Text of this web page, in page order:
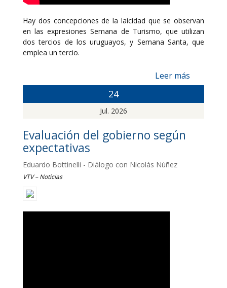
Hay dos concepciones de la laicidad que se observan
en las expresiones Semana de Turismo, que utilizan
dos tercios de los uruguayos, y Semana Santa, que
emplea un tercio.
Leer más
24
Jul. 2026
Evaluación del gobierno según
expectativas
Eduardo Bottinelli - Diálogo con Nicolás Núñez
VTV – Noticias